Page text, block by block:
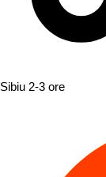
Sibiu 2-3 ore